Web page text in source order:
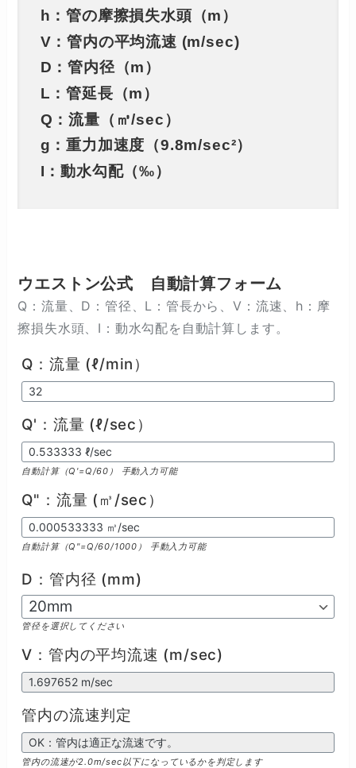
h：管の摩擦損失水頭（m）
V：管内の平均流速 (m/sec)
D：管内径（m）
L：管延長（m）
Q：流量（㎥/sec）
g：重力加速度（9.8m/sec²）
I：動水勾配（‰）
ウエストン公式 自動計算フォーム
Q：流量、D：管径、L：管長から、V：流速、h：摩
擦損失水頭、I：動水勾配を自動計算します。
Q：流量 (ℓ/min）
Q'：流量 (ℓ/sec）
自動計算（Q'=Q/60） 手動入力可能
Q"：流量 (㎥/sec）
自動計算（Q"=Q/60/1000） 手動入力可能
D：管内径 (mm)
管径を選択してください
V：管内の平均流速 (m/sec)
管内の流速判定
管内の流速が2.0m/sec以下になっているかを判定します